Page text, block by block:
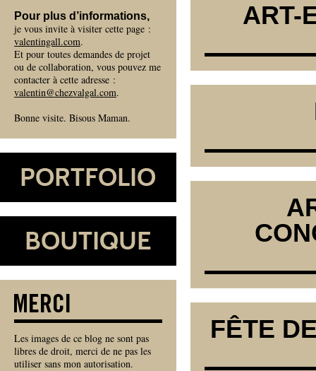
ART-
FÊTE
Pour plus d’informations,
je vous invite à visiter cette page :
valentingall.com.
Et pour toutes demandes de projet
ou de collaboration, vous pouvez me
contacter à cette adresse :
valentin@chezvalgal.com.
Bonne visite. Bisous Maman.
Les images de ce blog ne sont pas
libres de droit, merci de ne pas les
utiliser sans mon autorisation.